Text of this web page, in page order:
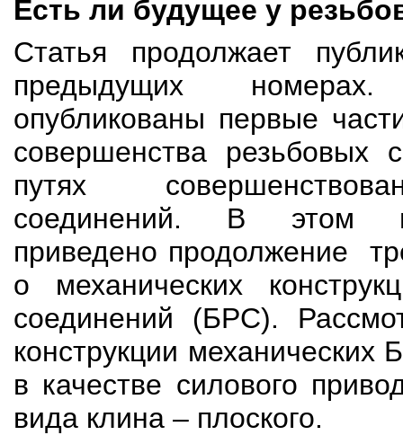
Есть ли будущее у
Статья продолжает
предыдущих
опубликованы первые
совершенства резьбовых
путях
соединений. В этом
приведено продолжение
о механических
соединений (БРС).
конструкции
в качестве силового
вида клина – плоского.